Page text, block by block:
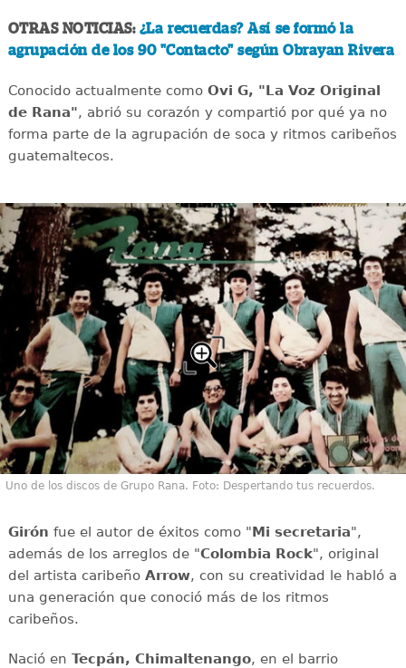
OTRAS NOTICIAS: ¿La recuerdas? Así se formó la
agrupación de los 90 "Contacto" según Obrayan Rivera
Conocido actualmente comoOvi G, "La Voz Original
de Rana", abrió su corazón y compartió por qué ya no
forma parte de la agrupación de soca y ritmos caribeños
guatemaltecos.
Uno de los discos de Grupo Rana. Foto: Despertando tus recuerdos.
Girón fue el autor de éxitos como "Mi secretaria",
además de los arreglos de "Colombia Rock", original
del artista caribeñoArrow, con su creatividad le habló a
una generación que conoció más de los ritmos
caribeños.
Nació en Tecpán, Chimaltenango, en el barrio